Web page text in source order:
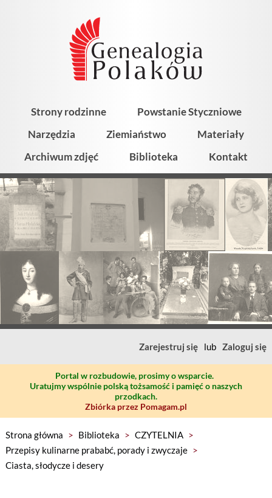
Strony rodzinne
Powstanie Styczniowe
Narzędzia
Ziemiaństwo
Materiały
Archiwum zdjęć
Biblioteka Kontakt
Zarejestruj się lub Zaloguj się
Portal w rozbudowie, prosimy o wsparcie.
Uratujmy wspólnie polską tożsamość i pamięć o naszych
przodkach.
Zbiórka przez Pomagam.pl
Strona główna > Biblioteka > CZYTELNIA >
Przepisy kulinarne prababć, porady i zwyczaje >
Ciasta, słodycze i desery